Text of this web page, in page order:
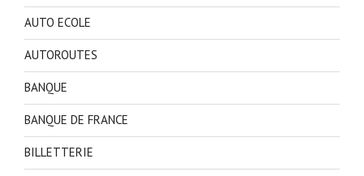
AUTO ECOLE
AUTOROUTES
BANQUE
BANQUE DE FRANCE
BILLETTERIE